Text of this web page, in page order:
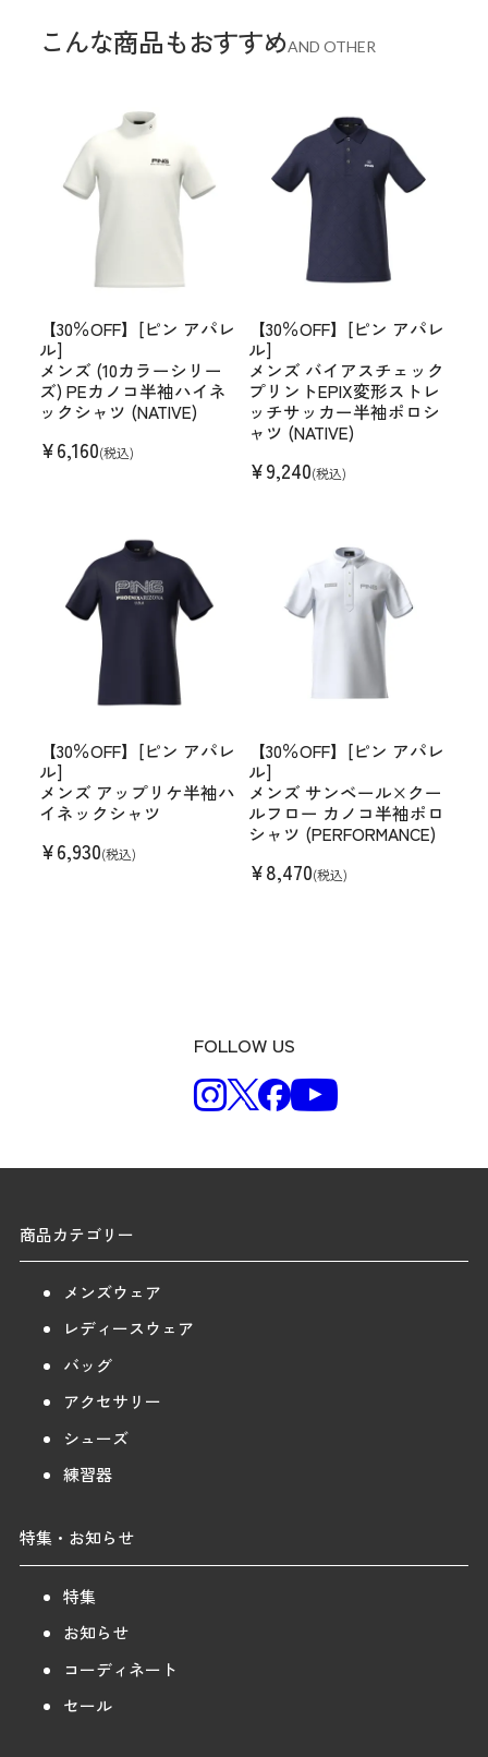
こんな商品もおすすめAND OTHER
【30％OFF】[ピン アパレ
ル]
メンズ (10カラーシリー
ズ) PEカノコ半袖ハイネ
ックシャツ (NATIVE)
¥6,160(税込)
【30％OFF】[ピン アパレ
ル]
メンズ バイアスチェック
プリントEPIX変形ストレ
ッチサッカー半袖ポロシ
ャツ (NATIVE)
¥9,240(税込)
【30％OFF】[ピン アパレ
ル]
メンズ アップリケ半袖ハ
イネックシャツ
¥6,930(税込)
【30％OFF】[ピン アパレ
ル]
メンズ サンベール×クー
ルフロー カノコ半袖ポロ
シャツ (PERFORMANCE)
¥8,470(税込)
FOLLOW US
商品カテゴリー
メンズウェア
レディースウェア
バッグ
アクセサリー
シューズ
練習器
特集・お知らせ
特集
お知らせ
コーディネート
セール